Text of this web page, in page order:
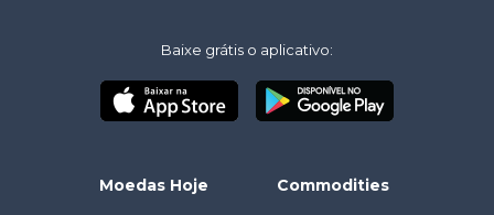
Baixe grátis o aplicativo:
Moedas Hoje Commodities